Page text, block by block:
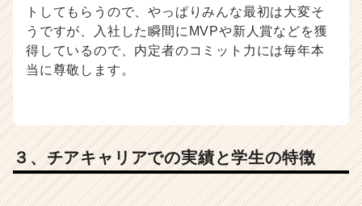
トしてもらうので、やっぱりみんな最初は大変そ
うですが、入社した瞬間にMVPや新人賞などを獲
得しているので、内定者のコミット力には毎年本
当に尊敬します。
３、チアキャリアでの実績と学生の特徴